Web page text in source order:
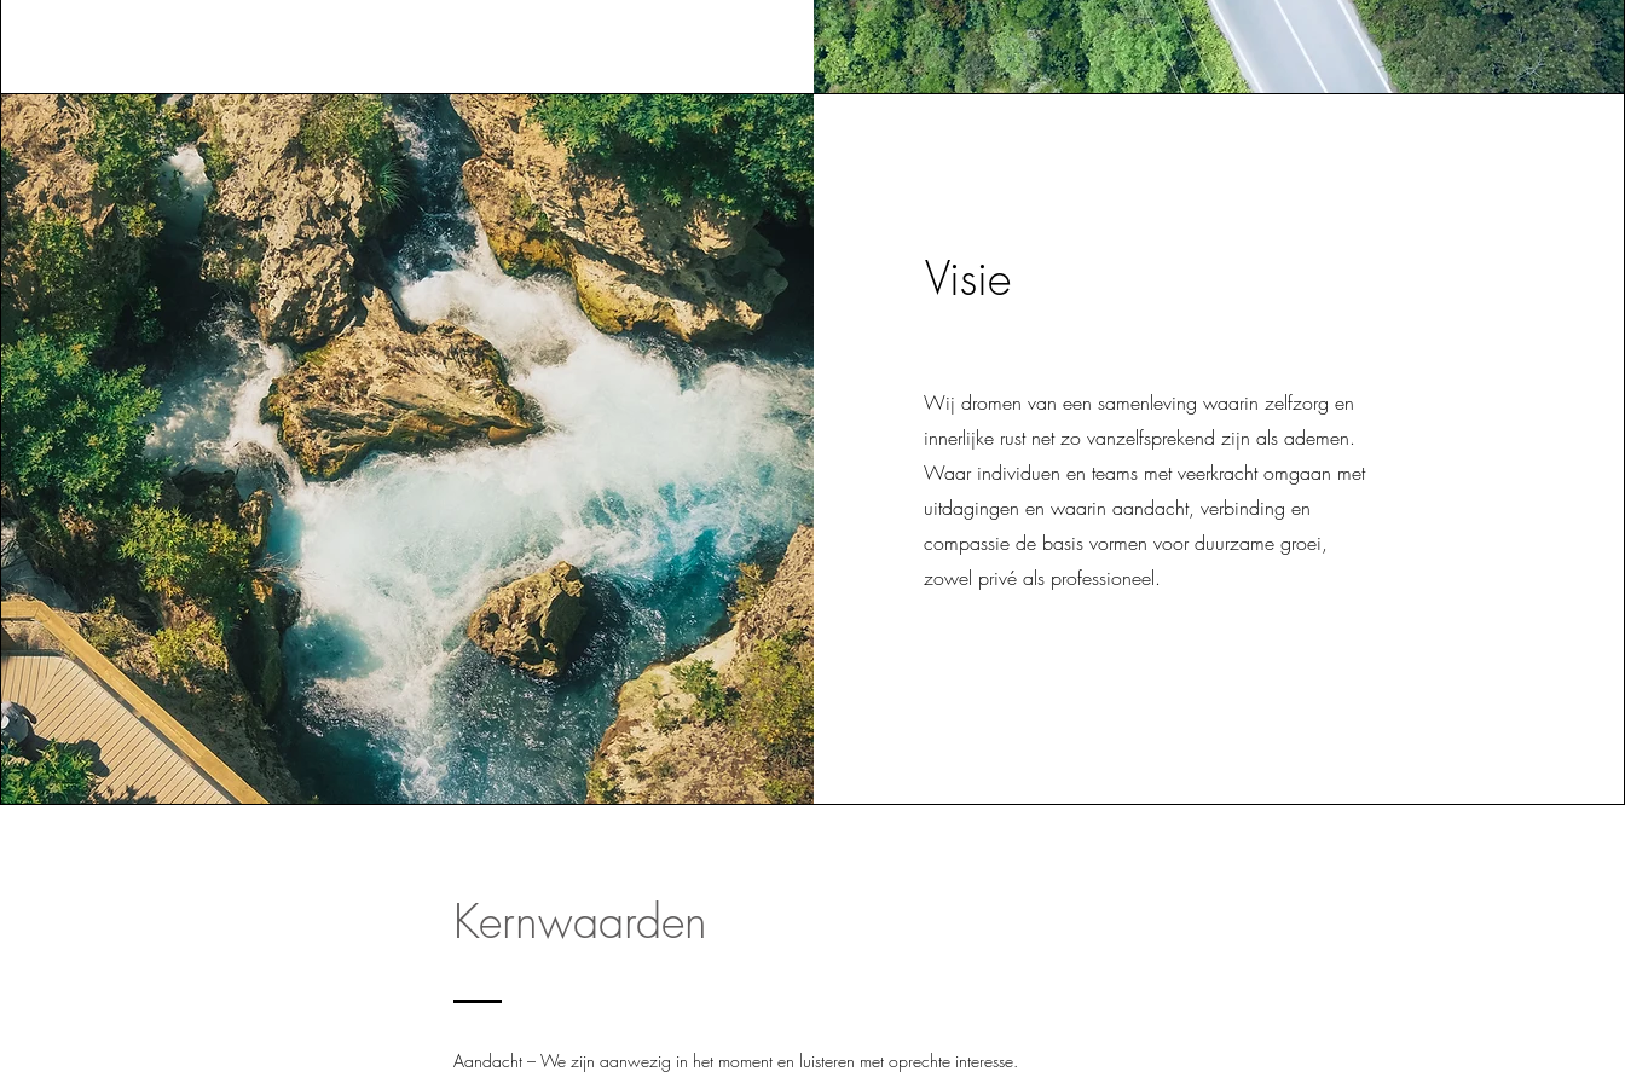
Visie
Wij dromen van een samenleving waarin zelfzorg en
innerlijke rust net zo vanzelfsprekend zijn als ademen.
Waar individuen en teams met veerkracht omgaan met
uitdagingen en waarin aandacht, verbinding en
compassie de basis vormen voor duurzame groei,
zowel privé als professioneel.
Kernwaarden
Aandacht – We zijn aanwezig in het moment en luisteren met oprechte interesse.